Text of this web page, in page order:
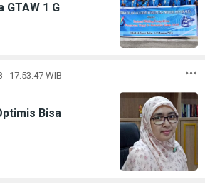
GTAW 1 G
17:53:47 WIB
Bisa